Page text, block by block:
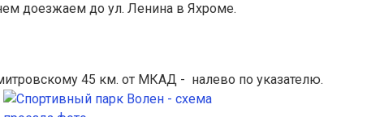
доезжаем до ул. Ленина в Яхроме.
45 км. от МКАД - налево по указателю.